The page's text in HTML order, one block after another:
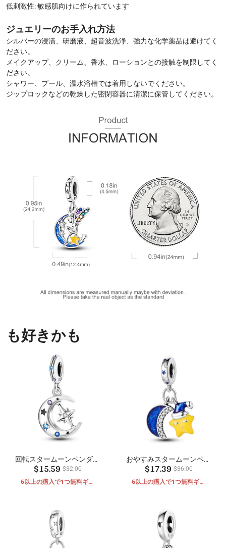
低刺激性: 敏感肌向けに作られています
ジュエリーのお手入れ方法
シルバーの浸漬、研磨液、超音波洗浄、強力な化学薬品は避けてく
ださい。
メイクアップ、クリーム、香水、ローションとの接触を制限してく
ださい。
シャワー、プール、温水浴槽では着用しないでください。
ジップロックなどの乾燥した密閉容器に清潔に保管してください。
も好きかも
回転スタームーンペンダン
ト
$15.59 $32.00
6以上の購入で1つ無料ギフ
おやすみスタームーンペン
ダント
$17.39 $36.00
6以上の購入で1つ無料ギフ